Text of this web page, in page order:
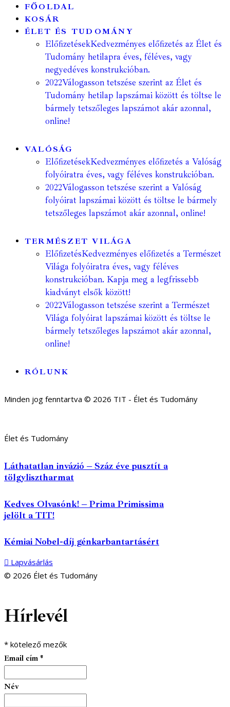
FŐOLDAL
KOSÁR
ÉLET ÉS TUDOMÁNY
ElőfizetésekKedvezményes előfizetés az Élet és
Tudomány hetilapra éves, féléves, vagy
negyedéves konstrukcióban.
2022Válogasson tetszése szerint az Élet és
Tudomány hetilap lapszámai között és töltse le
bármely tetszőleges lapszámot akár azonnal,
online!
VALÓSÁG
ElőfizetésekKedvezményes előfizetés a Valóság
folyóiratra éves, vagy féléves konstrukcióban.
2022Válogasson tetszése szerint a Valóság
folyóirat lapszámai között és töltse le bármely
tetszőleges lapszámot akár azonnal, online!
TERMÉSZET VILÁGA
ElőfizetésKedvezményes előfizetés a Természet
Világa folyóiratra éves, vagy féléves
konstrukcióban. Kapja meg a legfrissebb
kiadványt elsők között!
2022Válogasson tetszése szerint a Természet
Világa folyóirat lapszámai között és töltse le
bármely tetszőleges lapszámot akár azonnal,
online!
RÓLUNK
Minden jog fenntartva © 2026 TIT - Élet és Tudomány
Élet és Tudomány
Láthatatlan invázió – Száz éve pusztít a
tölgylisztharmat
Kedves Olvasónk! – Prima Primissima
jelölt a TIT!
Kémiai Nobel-díj génkarbantartásért
Lapvásárlás
© 2026 Élet és Tudomány
Hírlevél
* kötelező mezők
Email cím *
Név